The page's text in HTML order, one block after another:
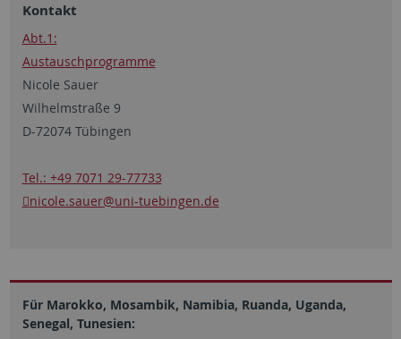
Kontakt
Abt.1:
Austauschprogramme
Nicole Sauer
Wilhelmstraße 9
D-72074 Tübingen
Tel.: +49 7071 29-77733
nicole.sauer@uni-tuebingen.de
Für Marokko, Mosambik, Namibia, Ruanda, Uganda,
Senegal, Tunesien: